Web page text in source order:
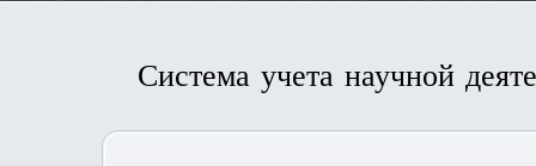
Система учета научной